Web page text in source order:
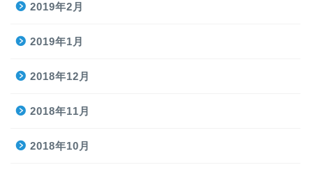
2019年2月
2019年1月
2018年12月
2018年11月
2018年10月